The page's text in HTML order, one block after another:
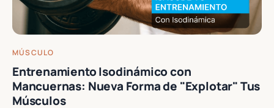
MÚSCULO
Entrenamiento Isodinámico con
Mancuernas: Nueva Forma de "Explotar" Tus
Músculos